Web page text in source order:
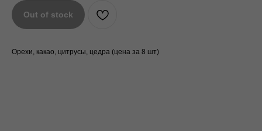
Out of stock
Орехи, какао, цитрусы, цедра (цена за 8 шт)